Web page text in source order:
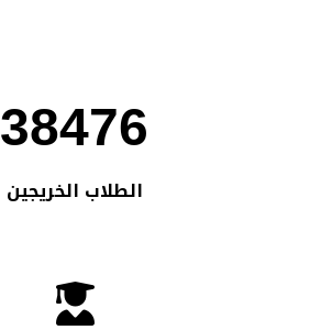
38476
الطلاب الخريجين